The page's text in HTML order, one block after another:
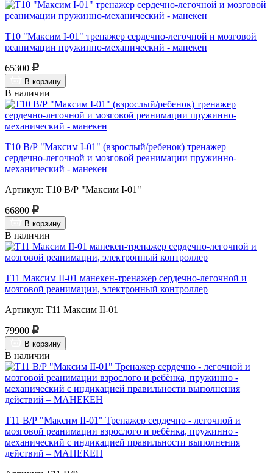
Т10 "Максим I-01" тренажер сердечно-легочной и мозговой
реанимации пружинно-механический - манекен
65300
В корзину
В наличии
Т10 В/Р "Максим I-01" (взрослый/ребенок) тренажер
сердечно-легочной и мозговой реанимации пружинно-
механический - манекен
Артикул: Т10 В/Р "Максим I-01"
66800
В корзину
В наличии
Т11 Максим II-01 манекен-тренажер сердечно-легочной и
мозговой реанимации, электронный контроллер
Артикул: Т11 Максим II-01
79900
В корзину
В наличии
Т11 В/Р "Максим II-01" Тренажер сердечно - легочной и
мозговой реанимации взрослого и ребёнка, пружинно -
механический с индикацией правильности выполнения
действий – МАНЕКЕН